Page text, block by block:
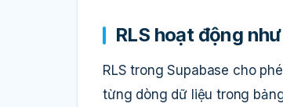
RLS hoạt động
RLS trong Supabase cho
từng dòng dữ liệu trong